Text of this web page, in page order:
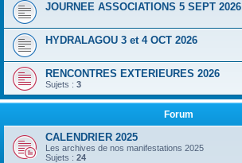
JOURNEE ASSOCIATIONS 5 SEPT 2026
HYDRALAGOU 3 et 4 OCT 2026
RENCONTRES EXTERIEURES 2026
Sujets : 3
Forum
CALENDRIER 2025
Les archives de nos manifestations 2025
Sujets : 24